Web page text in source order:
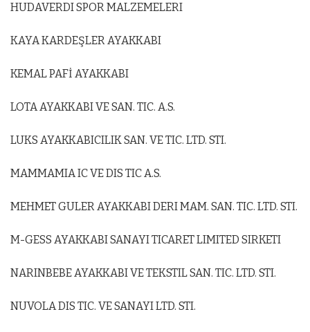
HUDAVERDI SPOR MALZEMELERI
KAYA KARDEŞLER AYAKKABI
KEMAL PAFİ AYAKKABI
LOTA AYAKKABI VE SAN. TIC. A.S.
LUKS AYAKKABICILIK SAN. VE TIC. LTD. STI.
MAMMAMIA IC VE DIS TIC A.S.
MEHMET GULER AYAKKABI DERI MAM. SAN. TIC. LTD. STI.
M-GESS AYAKKABI SANAYI TICARET LIMITED SIRKETI
NARINBEBE AYAKKABI VE TEKSTIL SAN. TIC. LTD. STI.
NUVOLA DIS TIC. VE SANAYI LTD. STI.